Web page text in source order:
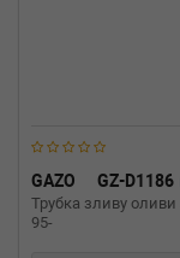
GAZO GZ-D1186
Трубка зливу оливи
95-